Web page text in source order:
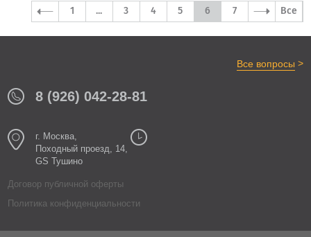
1 ... 3 4 5 6 7 Все
Все вопросы >
8 (926) 042-28-81
г. Москва,
Походный проезд, 14,
GS Тушино
Договор публичной оферты
Политика конфиденциальности